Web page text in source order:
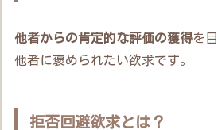
他者からの肯定的な評価の獲得を
他者に褒められたい欲求です。
拒否回避欲求とは？